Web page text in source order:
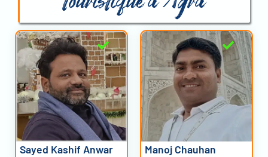
Sayed Kashif Anwar Manoj Chauhan